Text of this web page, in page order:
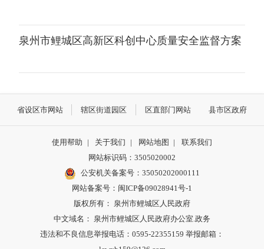
泉州市鲤城区高新区科创中心质量安全监督方案
省设区市网站 辖区街道园区 区直部门网站 县市区政府
使用帮助 | 关于我们 | 网站地图 |
联系我们
网站标识码：3505020002
公安机关备案号：35050202000111
网站备案号：闽ICP备09028941号-1
版权所有： 泉州市鲤城区人民政府
中文域名： 泉州市鲤城区人民政府办公室.政务
违法和不良信息举报电话：0595-22355159 举报邮箱：